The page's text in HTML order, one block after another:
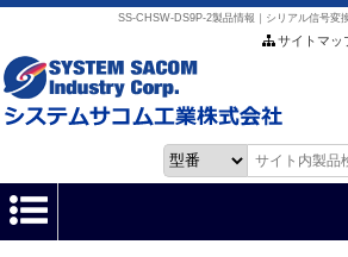
SS-CHSW-DS9P-2製品情報｜シリアル信号変
サイトマッ